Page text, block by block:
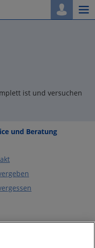
ist und versuchen
und Beratung